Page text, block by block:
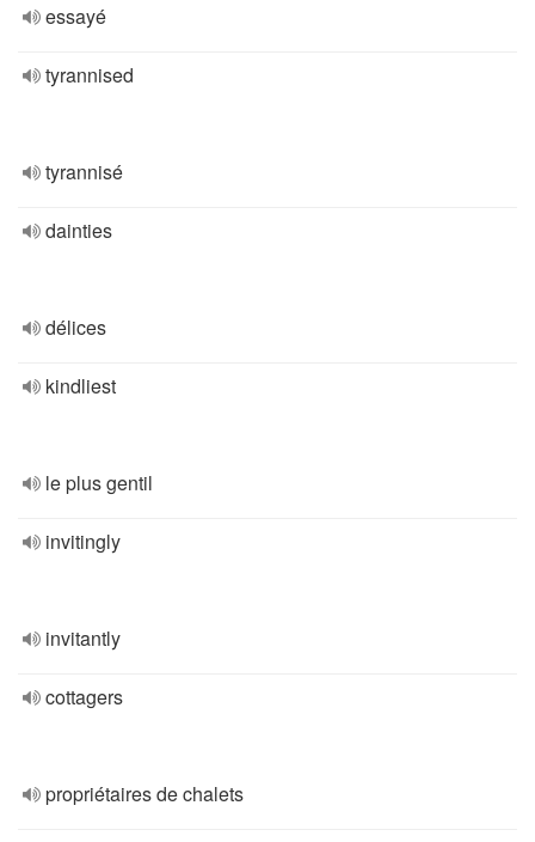
essayé
tyrannised
tyrannisé
dainties
délices
kindliest
le plus gentil
invitingly
invitantly
cottagers
propriétaires de chalets